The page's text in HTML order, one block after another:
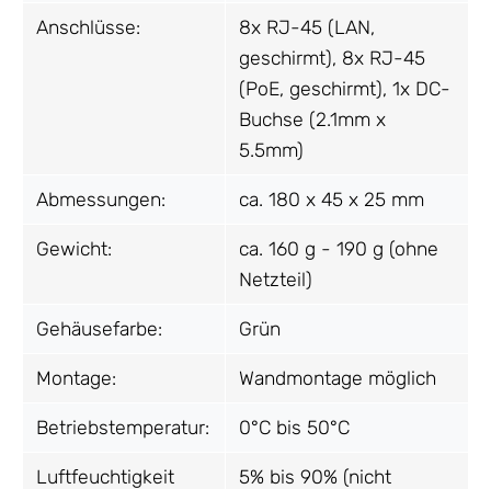
Anschlüsse:
8x RJ-45 (LAN,
geschirmt), 8x RJ-45
(PoE, geschirmt), 1x DC-
Buchse (2.1mm x
5.5mm)
Abmessungen: ca. 180 x 45 x 25 mm
Gewicht:
ca. 160 g - 190 g (ohne
Netzteil)
Gehäusefarbe: Grün
Montage: Wandmontage möglich
Betriebstemperatur: 0°C bis 50°C
Luftfeuchtigkeit 5% bis 90% (nicht